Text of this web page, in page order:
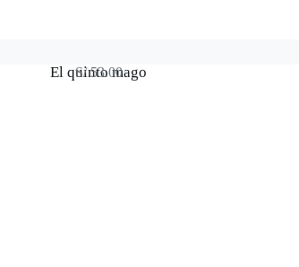
El quinto mago
S/53.00